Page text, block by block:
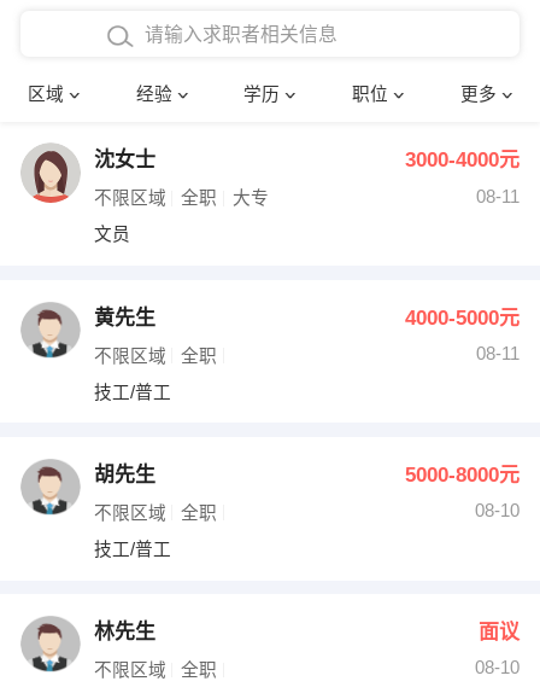
区域 经验 学历 职位 更多
在校学生工作经验
四年以上工作经验
五年以上工作经验
博士
文员 护士
财务会计
网络IT
收银员
水电/机修
编辑
确定
沈女士 3000-4000元
不限区域 全职 大专
08-11
文员
黄先生 4000-5000元
不限区域 全职
08-11
技工/普工
胡先生 5000-8000元
不限区域 全职
08-10
技工/普工
林先生 面议
不限区域 全职
08-10